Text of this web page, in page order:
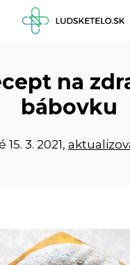
na
bábovku
15. 3. 2021,